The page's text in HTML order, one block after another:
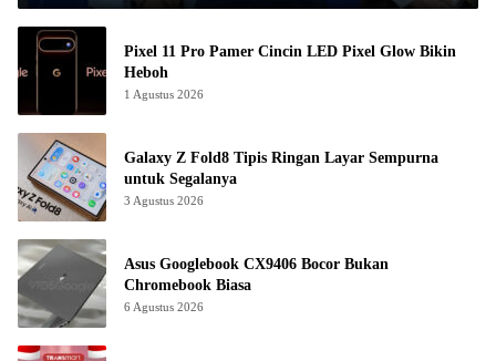
Pixel 11 Pro Pamer Cincin LED Pixel Glow Bikin
Heboh
1 Agustus 2026
Galaxy Z Fold8 Tipis Ringan Layar Sempurna
untuk Segalanya
3 Agustus 2026
Asus Googlebook CX9406 Bocor Bukan
Chromebook Biasa
6 Agustus 2026